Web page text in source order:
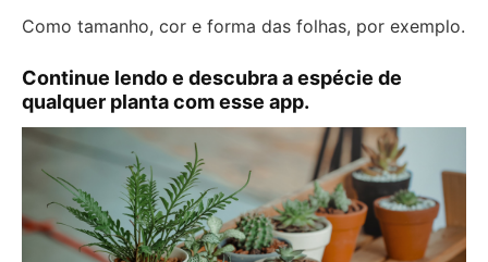
Como tamanho, cor e forma das folhas, por exemplo.
Continue lendo e descubra a espécie de
qualquer planta com esse app.